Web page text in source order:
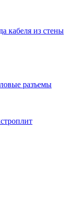
кабеля из стены
разъемы